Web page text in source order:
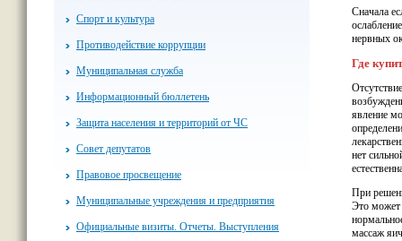
Спорт и культура
Противодействие коррупции
Муниципальная служба
Информационный бюллетень
Защита населения и территорий от ЧС
Совет депутатов
Правовое просвещение
Муниципальные учреждения и предприятия
Официальные визиты. Отчеты. Выступления
Сначала
нервных
Где
явление
нет
При
Это может
массаж